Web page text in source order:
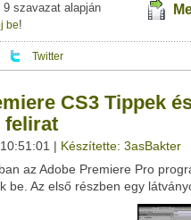
9 szavazat alapján
be!
Twitter
saját leveleződet
vagy ezt a
még nem tartozik egy klubhoz
nézz szét meglévő klubjaink között
CS3 Tippek
felirat
| Készítette: 3asBakter
az Adobe Premiere Pro
be. Az első részben egy